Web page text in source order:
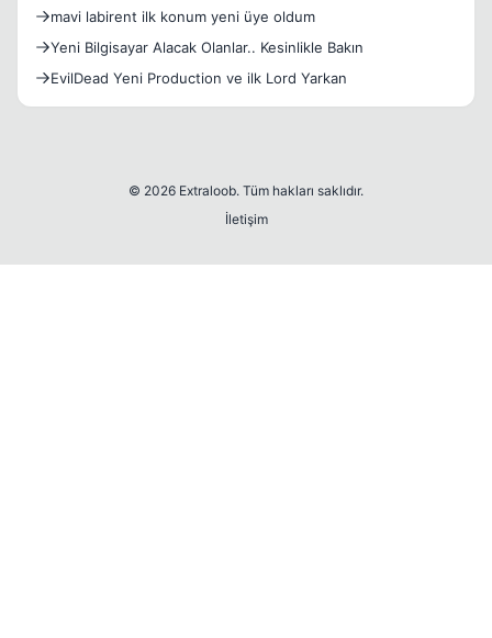
mavi labirent ilk konum yeni üye oldum
Yeni Bilgisayar Alacak Olanlar.. Kesinlikle Bakın
EvilDead Yeni Production ve ilk Lord Yarkan
© 2026 Extraloob. Tüm hakları saklıdır.
İletişim